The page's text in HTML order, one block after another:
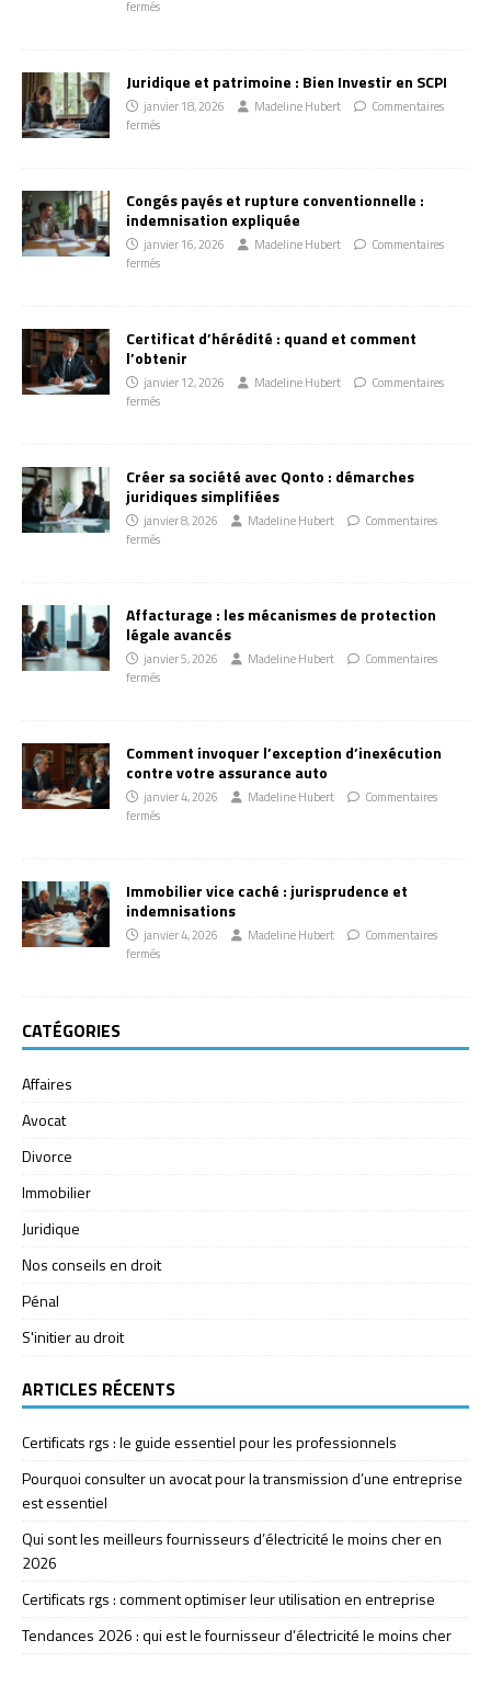
fermés
Juridique et patrimoine : Bien Investir en SCPI
janvier 18, 2026 Madeline Hubert
Commentaires
fermés
Congés payés et rupture conventionnelle :
indemnisation expliquée
janvier 16, 2026 Madeline Hubert
Commentaires
fermés
Certificat d’hérédité : quand et comment
l’obtenir
janvier 12, 2026 Madeline Hubert
Commentaires
fermés
Créer sa société avec Qonto : démarches
juridiques simplifiées
janvier 8, 2026 Madeline Hubert
Commentaires
fermés
Affacturage : les mécanismes de protection
légale avancés
janvier 5, 2026 Madeline Hubert
Commentaires
fermés
Comment invoquer l’exception d’inexécution
contre votre assurance auto
janvier 4, 2026 Madeline Hubert
Commentaires
fermés
Immobilier vice caché : jurisprudence et
indemnisations
janvier 4, 2026 Madeline Hubert
Commentaires
fermés
CATÉGORIES
Affaires
Avocat
Divorce
Immobilier
Juridique
Nos conseils en droit
Pénal
S'initier au droit
ARTICLES RÉCENTS
Certificats rgs : le guide essentiel pour les professionnels
Pourquoi consulter un avocat pour la transmission d’une entreprise
est essentiel
Qui sont les meilleurs fournisseurs d’électricité le moins cher en
2026
Certificats rgs : comment optimiser leur utilisation en entreprise
Tendances 2026 : qui est le fournisseur d’électricité le moins cher